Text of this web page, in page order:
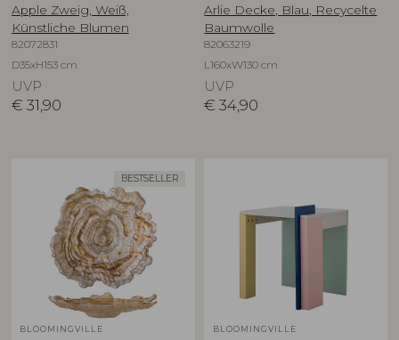
Apple Zweig, Weiß,
Künstliche Blumen
82072831
D35xH153 cm
UVP
€ 31,90
Arlie Decke, Blau, Recycelte
Baumwolle
82063219
L160xW130 cm
UVP
€ 34,90
BESTSELLER
BLOOMINGVILLE BLOOMINGVILLE